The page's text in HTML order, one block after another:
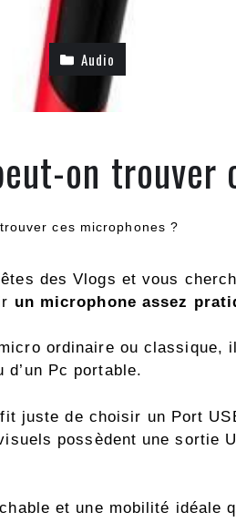
Audio
on trouver
ces microphones ?
des Vlogs et vous
un microphone assez
ordinaire ou classique,
d’un Pc portable.
juste de choisir un Port
possèdent une sortie
et une mobilité idéale